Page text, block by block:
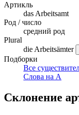
Артикль
das Arbeitsamt
Род / число
средний род
Plural
die Arbeitsämter
Подборки
Все
Слова на A
Склонение